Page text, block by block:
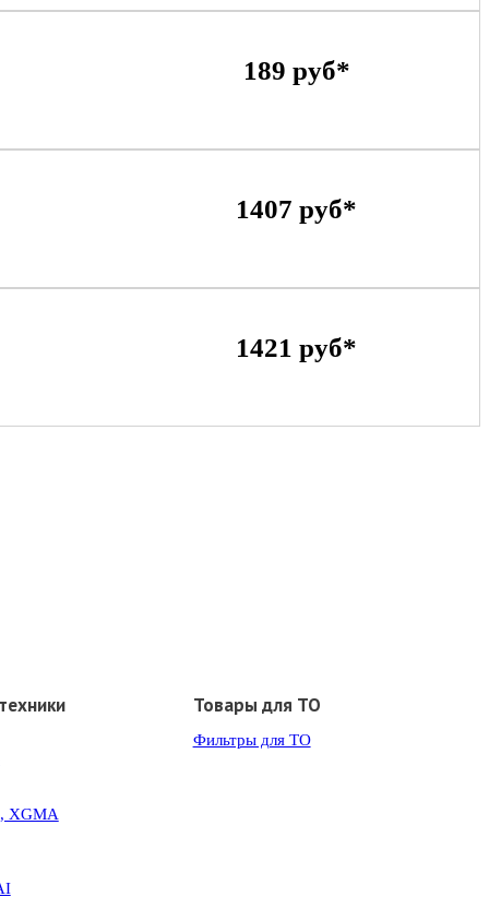
189 руб*
1407 руб*
1421 руб*
XGMA
Товары для ТО
Фильтры для ТО